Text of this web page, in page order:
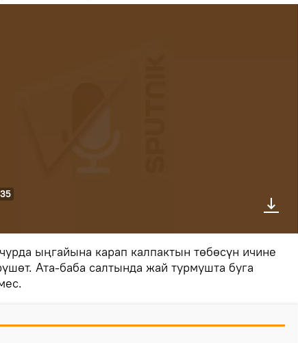
ыңгайына карап калпактын төбөсүн ичине
Ата-баба салтында жай турмушта буга